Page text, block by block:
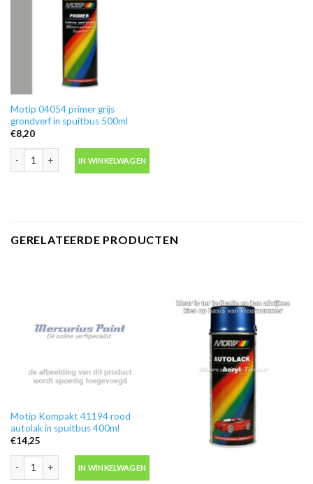
Motip 04054 primer grijs
grondverf in spuitbus 500ml
€8,20
Motip 04054 primer grijs grondverf in spuitbus 500ml aantal
IN WINKELWAGEN
GERELATEERDE PRODUCTEN
Motip Kompakt 41194 rood
autolak in spuitbus 400ml
€14,25
Motip Kompakt 41194 rood autolak in spuitbus 400ml aantal
IN WINKELWAGEN